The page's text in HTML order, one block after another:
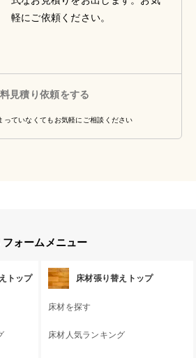
軽にご依頼ください。
見積り依頼をする
っていなくてもお気軽にご相談ください
フォームメニュー
トップ 床材張り替えトップ
床材を探す
床材人気ランキング